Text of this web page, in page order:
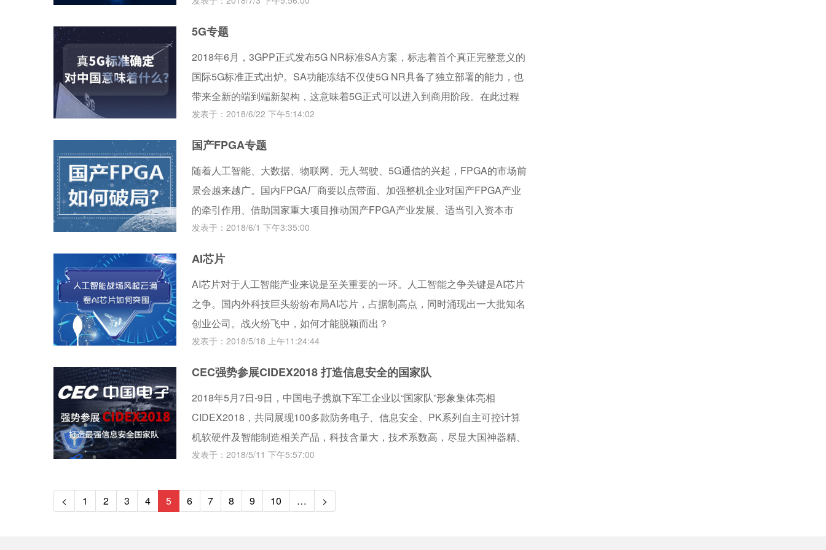
域产、学、研、用各方面专家共200余人共聚一堂，共同见证了实验室成立三
年多时间取得的累累硕果。
5G专题
2018年6月，3GPP正式发布5G NR标准SA方案，标志着首个真正完整意义的
国际5G标准正式出炉。SA功能冻结不仅使5G NR具备了独立部署的能力，也
带来全新的端到端新架构，这意味着5G正式可以进入到商用阶段。在此过程
中，中国成为了重要贡献者。
发表于：2018/6/22 下午5:14:02
国产FPGA专题
随着人工智能、大数据、物联网、无人驾驶、5G通信的兴起，FPGA的市场前
景会越来越广。国内FPGA厂商要以点带面、加强整机企业对国产FPGA产业
的牵引作用、借助国家重大项目推动国产FPGA产业发展、适当引入资本市
场，推动产业的快速发展。多管齐下，国产FPGA的春天终将到来。到那时，
发表于：2018/6/1 下午3:35:00
AI芯片
AI芯片对于人工智能产业来说是至关重要的一环。人工智能之争关键是AI芯片
之争。国内外科技巨头纷纷布局AI芯片，占据制高点，同时涌现出一大批知名
创业公司。战火纷飞中，如何才能脱颖而出？
发表于：2018/5/18 上午11:24:44
CEC强势参展CIDEX2018 打造信息安全的国家队
2018年5月7日-9日，中国电子携旗下军工企业以“国家队”形象集体亮相
CIDEX2018，共同展现100多款防务电子、信息安全、PK系列自主可控计算
机软硬件及智能制造相关产品，科技含量大，技术系数高，尽显大国神器精、
尖、高、卓的风采。展会现场，其展示的多款国产雷达、通讯系统等多种军用
发表于：2018/5/11 下午5:57:00
< 1 2 3 4 5 6 7 8 9 10 … >